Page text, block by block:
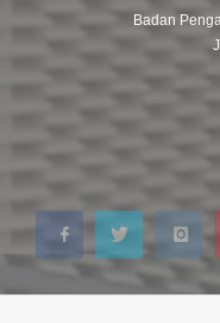
Badan